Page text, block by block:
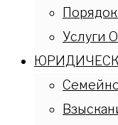
Услуги